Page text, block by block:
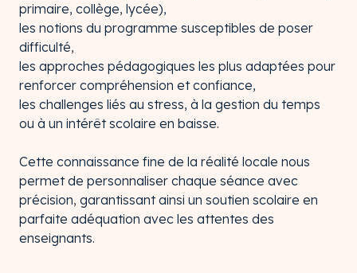
primaire, collège, lycée),
les notions du programme susceptibles de poser
difficulté,
les approches pédagogiques les plus adaptées pour
renforcer compréhension et confiance,
les challenges liés au stress, à la gestion du temps
ou à un intérêt scolaire en baisse.
Cette connaissance fine de la réalité locale nous
permet de personnaliser chaque séance avec
précision, garantissant ainsi un soutien scolaire en
parfaite adéquation avec les attentes des
enseignants.